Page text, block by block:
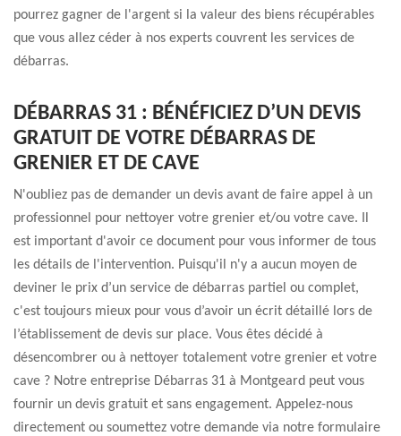
pourrez gagner de l'argent si la valeur des biens récupérables
que vous allez céder à nos experts couvrent les services de
débarras.
DÉBARRAS 31 : BÉNÉFICIEZ D’UN DEVIS
GRATUIT DE VOTRE DÉBARRAS DE
GRENIER ET DE CAVE
N'oubliez pas de demander un devis avant de faire appel à un
professionnel pour nettoyer votre grenier et/ou votre cave. Il
est important d'avoir ce document pour vous informer de tous
les détails de l'intervention. Puisqu'il n'y a aucun moyen de
deviner le prix d’un service de débarras partiel ou complet,
c'est toujours mieux pour vous d’avoir un écrit détaillé lors de
l’établissement de devis sur place. Vous êtes décidé à
désencombrer ou à nettoyer totalement votre grenier et votre
cave ? Notre entreprise Débarras 31 à Montgeard peut vous
fournir un devis gratuit et sans engagement. Appelez-nous
directement ou soumettez votre demande via notre formulaire